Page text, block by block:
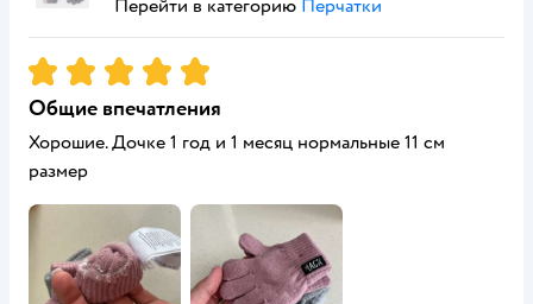
Перейти в категорию Перчатки
Рейтинг:5
Общие впечатления
Хорошие. Дочке 1 год и 1 месяц нормальные 11 см
размер